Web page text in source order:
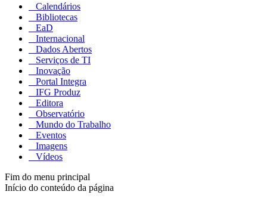
Calendários
Bibliotecas
EaD
Internacional
Dados Abertos
Serviços de TI
Inovação
Portal Integra
IFG Produz
Editora
Observatório
Mundo do Trabalho
Eventos
Imagens
Vídeos
Fim do menu principal
Início do conteúdo da página